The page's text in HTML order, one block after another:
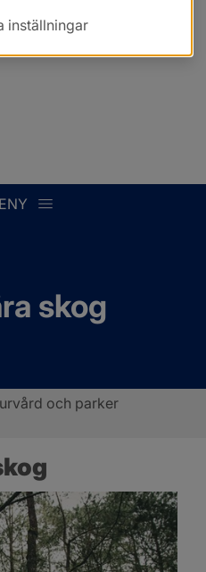
skog
och parker
inställningar